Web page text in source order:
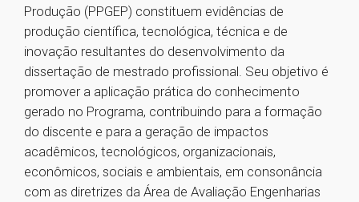
Produção (PPGEP) constituem evidências de
produção científica, tecnológica, técnica e de
inovação resultantes do desenvolvimento da
dissertação de mestrado profissional. Seu objetivo é
promover a aplicação prática do conhecimento
gerado no Programa, contribuindo para a formação
do discente e para a geração de impactos
acadêmicos, tecnológicos, organizacionais,
econômicos, sociais e ambientais, em consonância
com as diretrizes da Área de Avaliação Engenharias